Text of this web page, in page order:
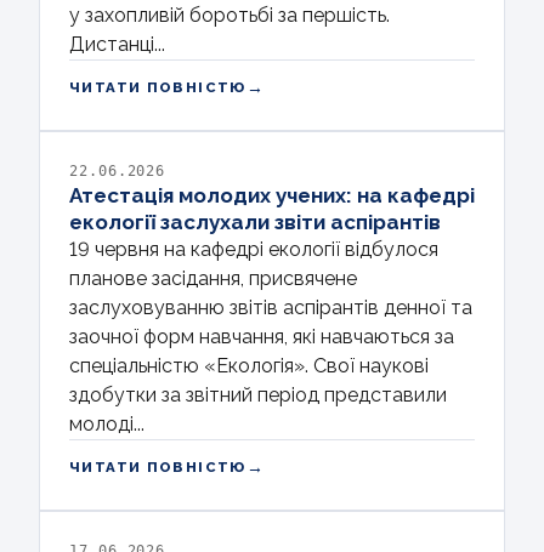
у захопливій боротьбі за першість.
Дистанці...
ЧИТАТИ ПОВНІСТЮ →
22.06.2026
Атестація молодих учених: на кафедрі
екології заслухали звіти аспірантів
19 червня на кафедрі екології відбулося
планове засідання, присвячене
заслуховуванню звітів аспірантів денної та
заочної форм навчання, які навчаються за
спеціальністю «Екологія». Свої наукові
здобутки за звітний період представили
молоді...
ЧИТАТИ ПОВНІСТЮ →